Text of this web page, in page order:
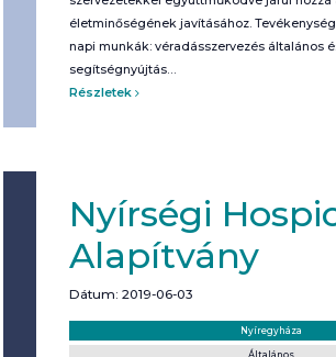
életminőségének javításához.
napi munkák: véradásszervezés általános
segítségnyújtás…
Részletek
Nyírségi
Alapítvány
Dátum: 2019-06-03
Nyíregyháza